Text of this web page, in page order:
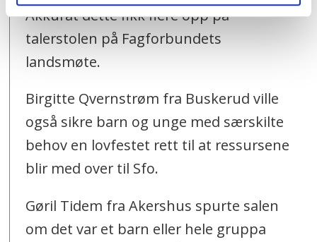
Akkurat dette fikk flere opp på
talerstolen på Fagforbundets
landsmøte.
Birgitte Qvernstrøm fra Buskerud ville
også sikre barn og unge med særskilte
behov en lovfestet rett til at ressursene
blir med over til Sfo.
Gøril Tidem fra Akershus spurte salen
om det var et barn eller hele gruppa